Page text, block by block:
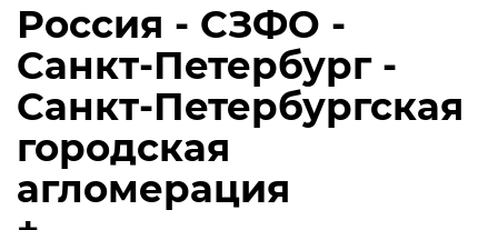
Россия - СЗФО -
Санкт-Петербург -
Санкт-Петербургская
городская
агломерация